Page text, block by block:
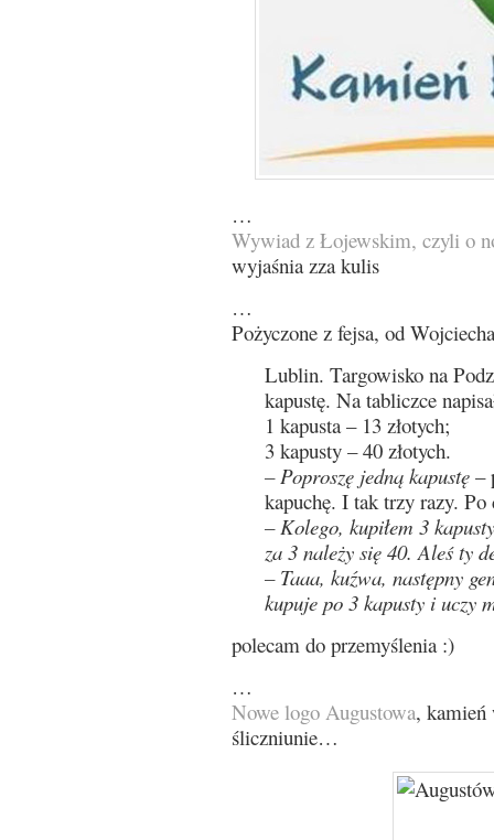
…
Wywiad z Łojewskim, czyli o
wyjaśnia zza kulis
…
Pożyczone z fejsa, od
Lublin. Targowisko na
kapustę. Na tabliczce
1 kapusta – 13 złotych;
3 kapusty – 40 złotych.
– Poproszę jedną kapustę –
kapuchę. I tak trzy razy.
– Kolego, kupiłem 3
za 3 należy się 40. Aleś ty
– Taaa, kuźwa, następny
kupuje po 3 kapusty i uczy
polecam do przemyślenia :)
…
Nowe logo Augustowa,
śliczniunie…